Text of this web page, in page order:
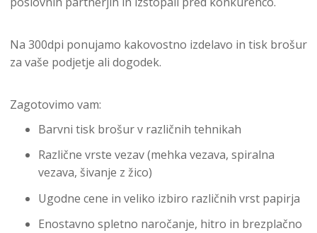
Na 300dpi ponujamo kakovostno izdelavo in tisk brošur
za vaše podjetje ali dogodek.
Zagotovimo vam:
Barvni tisk brošur v različnih tehnikah
Različne vrste vezav (mehka vezava, spiralna
vezava, šivanje z žico)
Ugodne cene in veliko izbiro različnih vrst papirja
Enostavno spletno naročanje, hitro in brezplačno